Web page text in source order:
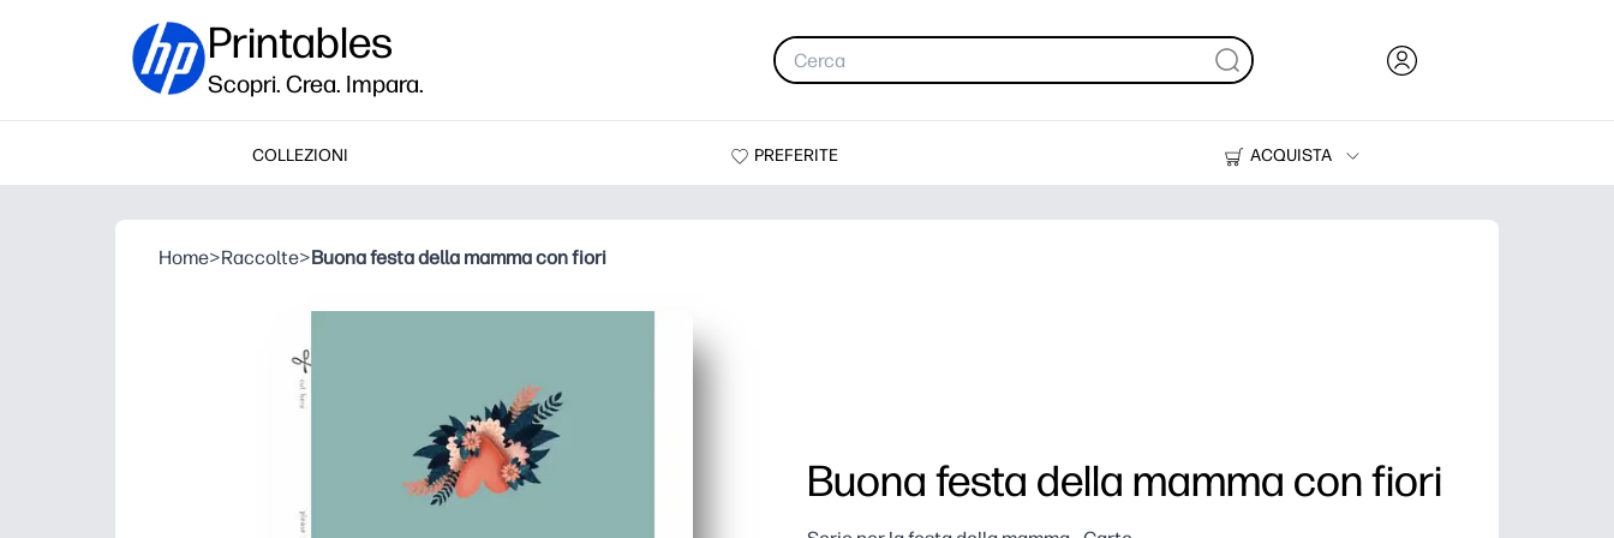
Printables
Scopri. Crea. Impara.
COLLEZIONI PREFERITE
ACQUISTA
Stampanti
Home>Raccolte>Buona festa della mamma con fiori
Buona festa della mamma con fiori